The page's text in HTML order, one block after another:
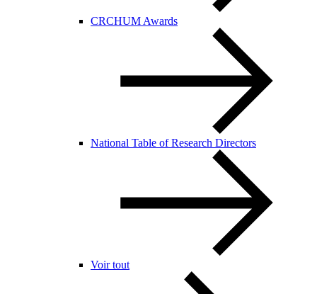
CRCHUM Awards
National Table of Research Directors
Voir tout